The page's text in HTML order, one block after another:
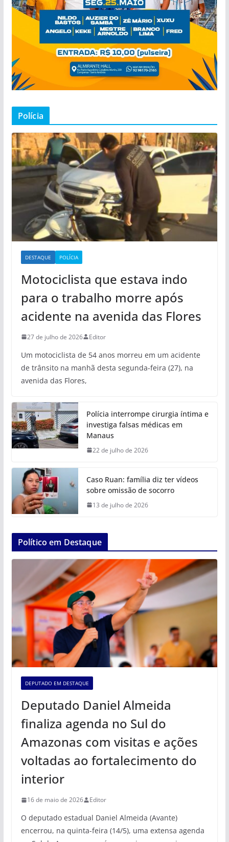
Polícia
DESTAQUE POLÍCIA
Motociclista que estava indo
para o trabalho morre após
acidente na avenida das Flores
27 de julho de 2026 Editor
Um motociclista de 54 anos morreu em um acidente
de trânsito na manhã desta segunda-feira (27), na
avenida das Flores,
Polícia interrompe cirurgia íntima e
investiga falsas médicas em
Manaus
22 de julho de 2026
Caso Ruan: família diz ter vídeos
sobre omissão de socorro
13 de julho de 2026
Político em Destaque
DEPUTADO EM DESTAQUE
Deputado Daniel Almeida
finaliza agenda no Sul do
Amazonas com visitas e ações
voltadas ao fortalecimento do
interior
16 de maio de 2026 Editor
O deputado estadual Daniel Almeida (Avante)
encerrou, na quinta-feira (14/5), uma extensa agenda